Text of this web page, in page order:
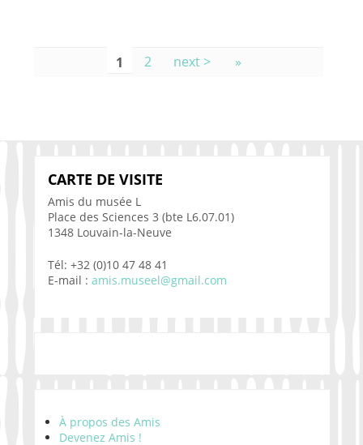
1 2 next > »
CARTE DE VISITE
Amis du musée L
Place des Sciences 3 (bte L6.07.01)
1348 Louvain-la-Neuve
Tél: +32 (0)10 47 48 41
E-mail : amis.museel@gmail.com
À propos des Amis
Devenez Amis !